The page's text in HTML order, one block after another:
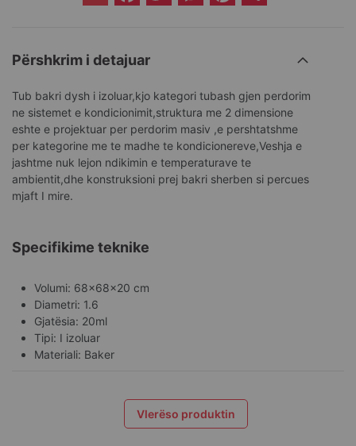
Përshkrim i detajuar
Tub bakri dysh i izoluar,kjo kategori tubash gjen perdorim
ne sistemet e kondicionimit,struktura me 2 dimensione
eshte e projektuar per perdorim masiv ,e pershtatshme
per kategorine me te madhe te kondicionereve,Veshja e
jashtme nuk lejon ndikimin e temperaturave te
ambientit,dhe konstruksioni prej bakri sherben si percues
mjaft I mire.
Specifikime teknike
Volumi: 68x68x20 cm
Diametri: 1.6
Gjatësia: 20ml
Tipi: I izoluar
Materiali: Baker
Vlerëso produktin